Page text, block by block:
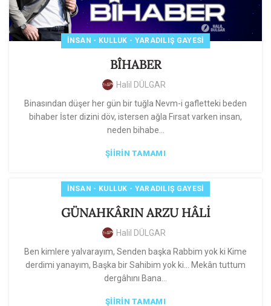
İNSAN - KULLUK - YARADILIŞ GAYESI
BÎHABER
Halil DÜLGAR
Binasından düşer her gün bir tuğla Nevm-i gafletteki beden
bihaber İster dizini döv, istersen ağla Fırsat varken insan,
neden bihabe...
ŞIIRIN TAMAMI
İNSAN - KULLUK - YARADILIŞ GAYESI
GÜNAHKÂRIN ARZU HÂLİ
Halil DÜLGAR
Ben kimlere yalvarayım, Senden başka Rabbim yok ki Kime
derdimi yanayım, Başka bir Sahibim yok ki... Mekân tuttum
dergâhını Bana...
ŞIIRIN TAMAMI